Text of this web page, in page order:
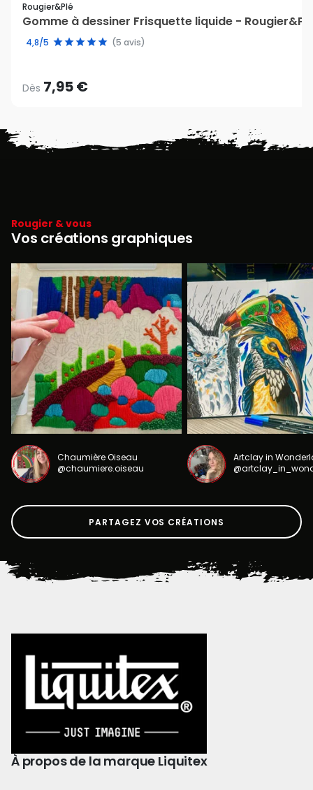
Rougier&plé
Gomme à dessiner Frisquette liquide -
4,8/5 (5 avis)
Dès 7,95 €
Rougier & vous
Vos créations graphiques
Chaumière Oiseau
@chaumiere.oiseau
Artclay in
PARTAGEZ VOS CRÉATIONS
À propos de la marque Liquitex